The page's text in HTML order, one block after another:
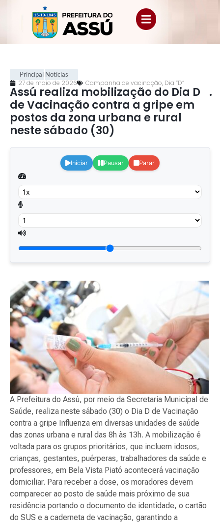
Principal Notícias
27 de maio de 2026 Campanha de vacinação, Dia “D”
Assú realiza mobilização do Dia D
de Vacinação contra a gripe em
postos da zona urbana e rural
neste sábado (30)
.
Iniciar Pausar Parar
A Prefeitura do Assú, por meio da Secretaria Municipal de
Saúde, realiza neste sábado (30) o Dia D de Vacinação
contra a gripe Influenza em diversas unidades de saúde
das zonas urbana e rural das 8h às 13h. A mobilização é
voltada para os grupos prioritários, que incluem idosos,
crianças, gestantes, puérperas, trabalhadores da saúde e
professores, em Bela Vista Piató acontecerá vacinação
domiciliar. Para receber a dose, os moradores devem
comparecer ao posto de saúde mais próximo de sua
residência portando o documento de identidade, o cartão
do SUS e a caderneta de vacinação, garantindo a